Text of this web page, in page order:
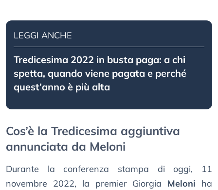
LEGGI ANCHE
Tredicesima 2022 in busta paga: a chi
spetta, quando viene pagata e perché
quest’anno è più alta
Cos’è la Tredicesima aggiuntiva
annunciata da Meloni
Durante la conferenza stampa di oggi, 11
novembre 2022, la premier Giorgia Meloni ha